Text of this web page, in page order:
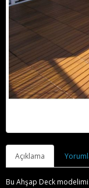
Açıklama
Bu Ahşap Deck